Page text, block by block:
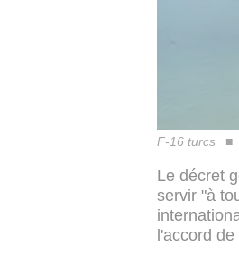
F-16 turcs
Le décret
servir "à
l'accord